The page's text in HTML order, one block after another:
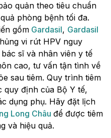
quản theo tiêu chuẩn
phòng bệnh tối đa.
gồm Gardasil, Gardasil
vi rút HPV nguy
sĩ và nhân viên y tế
cao, tư vấn tận tình về
sau tiêm. Quy trình tiêm
quy định của Bộ Y tế,
dụng phụ. Hãy đặt lịch
Long Châu để được tiêm
và hiệu quả.